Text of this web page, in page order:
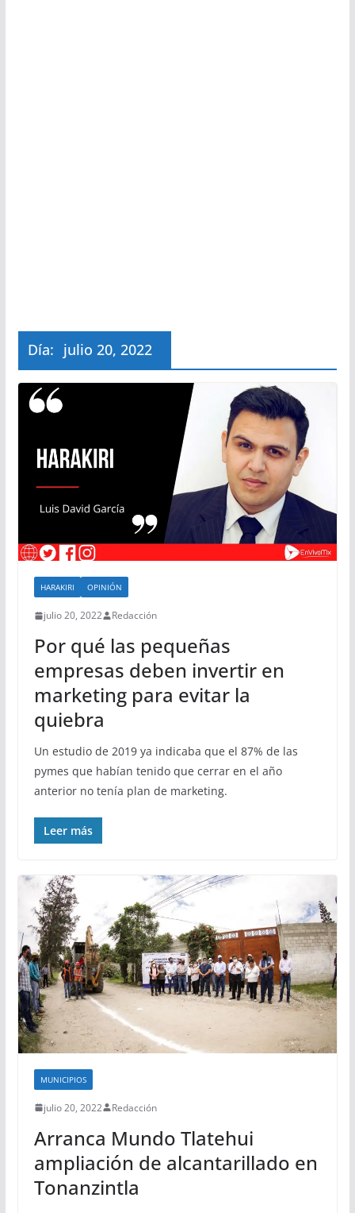
Día: julio 20, 2022
HARAKIRI OPINIÓN
julio 20, 2022 Redacción
Por qué las pequeñas
empresas deben invertir en
marketing para evitar la
quiebra
Un estudio de 2019 ya indicaba que el 87% de las
pymes que habían tenido que cerrar en el año
anterior no tenía plan de marketing.
Leer más
MUNICIPIOS
julio 20, 2022 Redacción
Arranca Mundo Tlatehui
ampliación de alcantarillado en
Tonanzintla